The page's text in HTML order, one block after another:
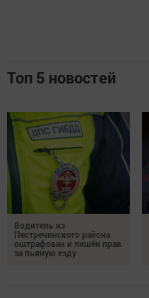
Топ 5 новостей
Водитель из
Пестречинского района
оштрафован и лишён прав
за пьяную езду